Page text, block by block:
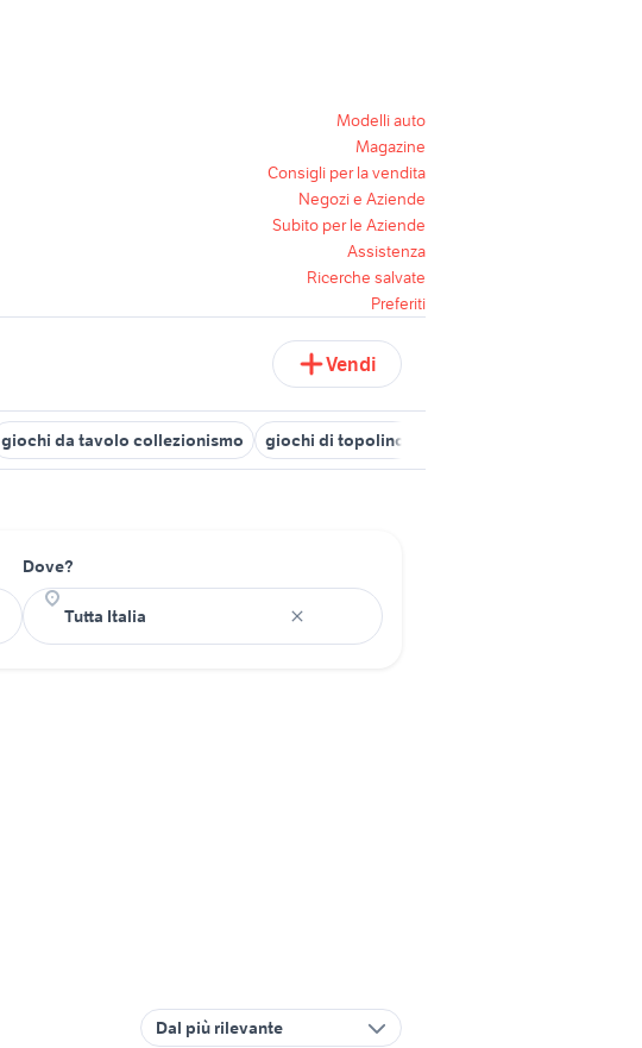
Modelli auto
Magazine
Consigli per la vendita
Negozi e Aziende
Subito per le Aziende
Assistenza
Ricerche salvate
Preferiti
Vendi
giochi da tavolo collezionismo giochi di topolino collezionismo
Dove?
Dal più rilevante